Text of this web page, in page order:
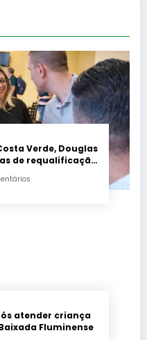
Verde, Douglas
de requalificação
atender criança
Fluminense